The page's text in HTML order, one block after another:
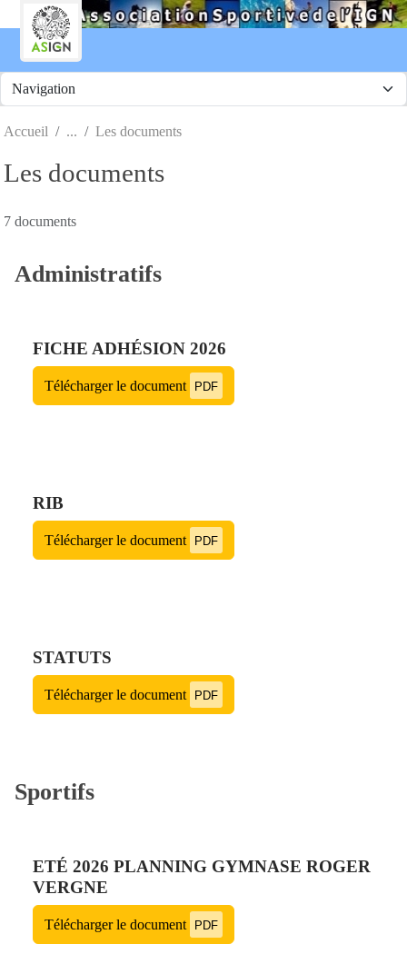
Accueil Les documents
Les documents
7 documents
Administratifs
FICHE ADHÉSION 2026
Télécharger le document PDF
RIB
Télécharger le document PDF
STATUTS
Télécharger le document PDF
Sportifs
ETÉ 2026 PLANNING GYMNASE ROGER
VERGNE
Télécharger le document PDF
Panneau de gestion des cookies